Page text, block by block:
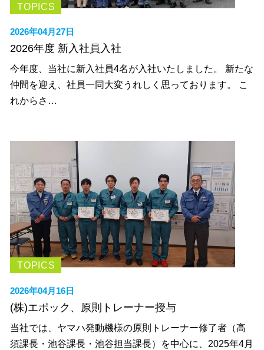
TOPICS
2026年04月27日
2026年度 新入社員入社
今年度、当社に新入社員4名が入社いたしました。 新たな
仲間を迎え、社員一同大変うれしく思っております。 こ
れからさ…
TOPICS
2026年04月16日
(株)エポック、原則トレーナー授与
当社では、ヤマハ発動機様の原則トレーナー修了者（高
須課長・池谷課長・池谷担当課長）を中心に、2025年4月